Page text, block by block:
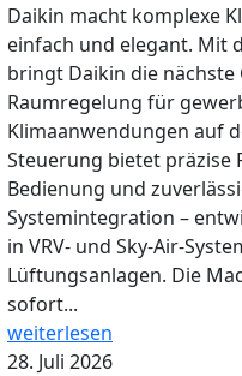
Daikin macht komplexe
einfach und elegant. Mit
bringt Daikin die
Raumregelung für
Klimaanwendungen auf
Steuerung bietet präzise
Bedienung und
Systemintegration –
in VRV- und Sky-Air-
Lüftungsanlagen. Die
sofort...
weiterlesen
28. Juli 2026